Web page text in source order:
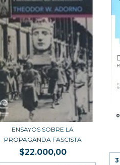
ENSAYOS SOBRE LA
PROPAGANDA FASCISTA
$22.000,00
3